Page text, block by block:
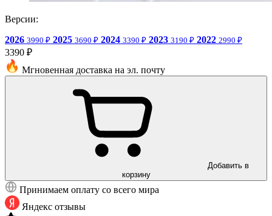
Версии:
2026 3990 ₽ 2025 3690 ₽ 2024 3390 ₽ 2023 3190 ₽ 2022 2990 ₽
3390 ₽
Мгновенная доставка на эл. почту
Добавить в
корзину
Принимаем оплату со всего мира
Яндекс отзывы